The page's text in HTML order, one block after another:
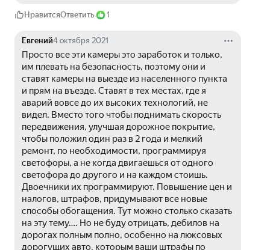
НравитсяОтветить 1
Евгений4 октября 2021
Просто все эти камеры это заработок и только,
им плевать на безопасность, поэтому они и
ставят камеры на выезде из населенного пункта
и прям на въезде. Ставят в тех местах, где я
аварий вовсе до их высоких технологий, не
видел. Вместо того чтобы поднимать скорость
передвижения, улучшая дорожное покрытие,
чтобы положил один раз в 2 года и мелкий
ремонт, по необходимости, программируя
светофоры, а не когда двигаешься от одного
светофора до другого и на каждом стоишь.
Двоечники их программируют. Повышение цен и
налогов, штрафов, придумывают все новые
способы обогащения. Тут можно столько сказать
на эту тему…. Но не буду отрицать, дебилов на
дорогах полным полно, особенно на люксовых
дорогущих авто, которым ваши штрафы по